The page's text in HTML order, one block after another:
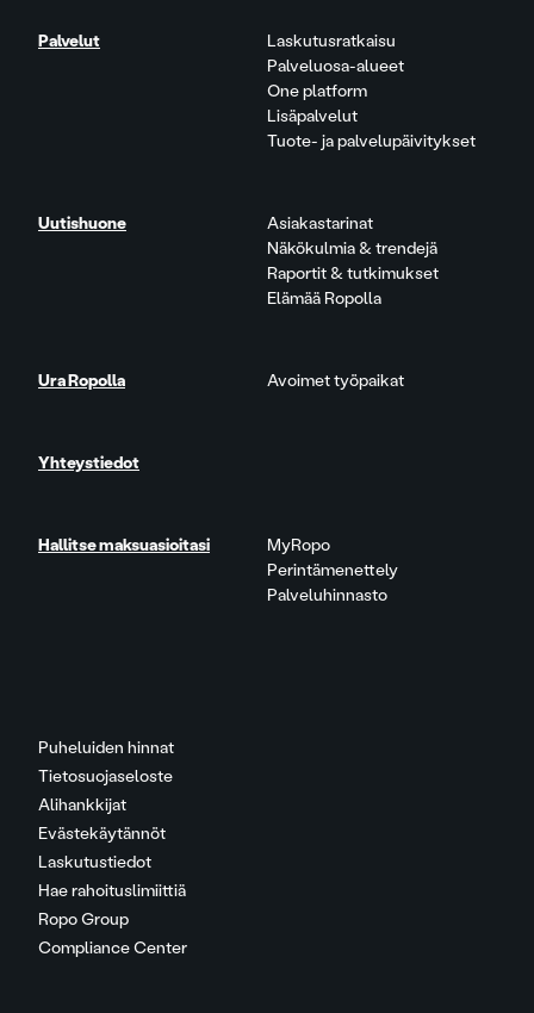
Puheluiden hinnat
Tietosuojaseloste
Alihankkijat
Evästekäytännöt
Laskutustiedot
Hae rahoituslimiittiä
Ropo Group
Compliance Center
Palvelut
Laskutusratkaisu
Palveluosa-alueet
One platform
Lisäpalvelut
Tuote- ja palvelupäivitykset
Uutishuone
Asiakastarinat
Näkökulmia & trendejä
Raportit & tutkimukset
Elämää Ropolla
Ura Ropolla Avoimet työpaikat
Yhteystiedot
Hallitse maksuasioitasi
MyRopo
Perintämenettely
Palveluhinnasto